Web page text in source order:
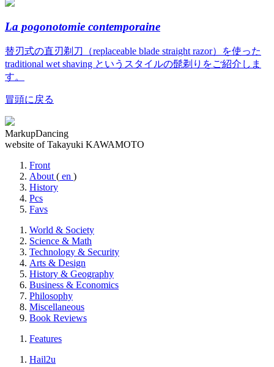
La pogonotomie contemporaine
替刃式の直刃剃刀（replaceable blade straight razor）を使った
traditional wet shaving というスタイルの髭剃りをご紹介しま
す。
冒頭に戻る
MarkupDancing
website of Takayuki KAWAMOTO
Front
About ( en )
History
Pcs
Favs
World & Society
Science & Math
Technology & Security
Arts & Design
History & Geography
Business & Economics
Philosophy
Miscellaneous
Book Reviews
Features
Hail2u